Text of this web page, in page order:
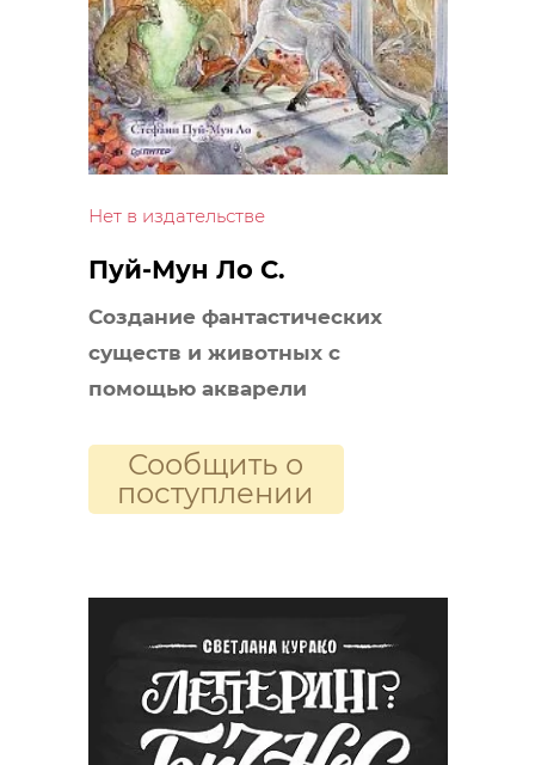
Нет в издательстве
Пуй-Мун Ло С.
Создание фантастических
существ и животных с
помощью акварели
Сообщить о
поступлении